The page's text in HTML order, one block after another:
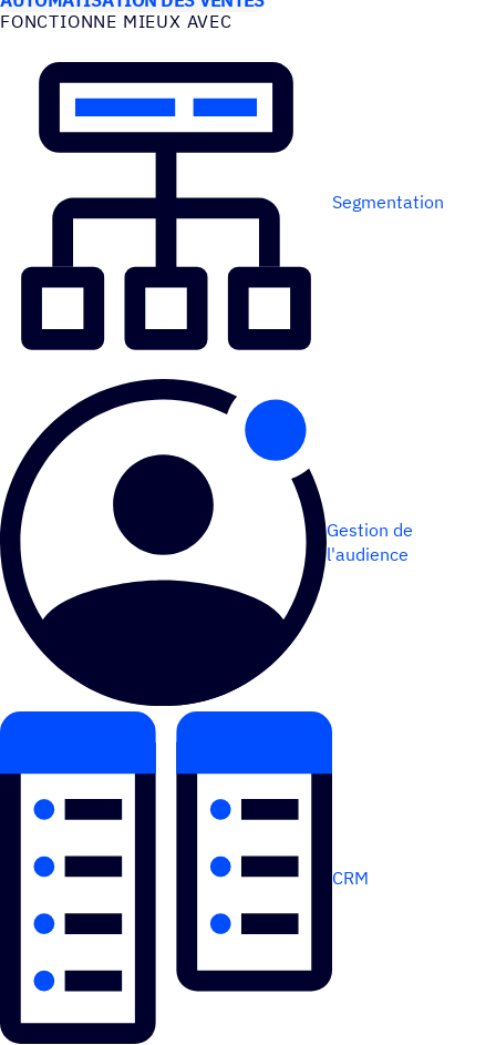
FONC­TIONNE MIEUX AVEC
Segmentation
Gestion de
l'audience
CRM